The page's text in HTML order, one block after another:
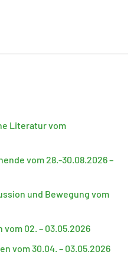
Literatur vom
vom 28.-30.08.2026 –
und Bewegung vom
02. – 03.05.2026
vom 30.04. – 03.05.2026